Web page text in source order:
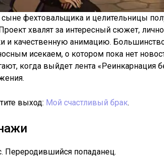
сыне фехтовальщика и целительницы
хвалят за интересный сюжет,
и качественную анимацию.
исекаем, о котором пока нет
когда выйдет лента «Реинкарнация
выход: Мой счастливый брак.
Переродившийся попаданец.